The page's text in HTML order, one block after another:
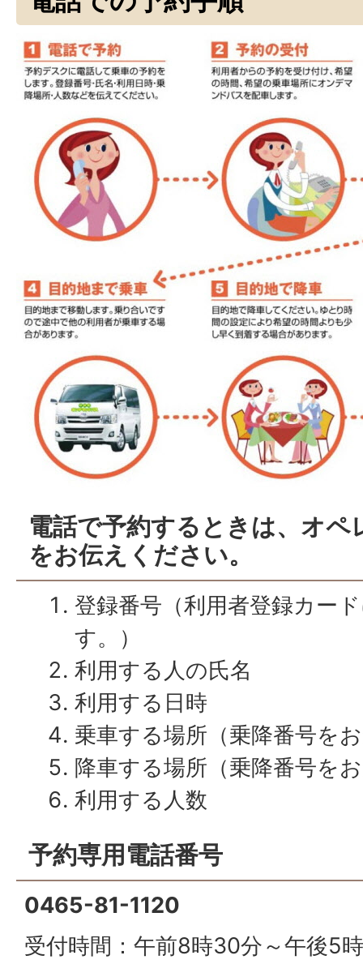
電話で予約するときは、オペ
をお伝えください。
登録番号（利用者登録カー
す。）
利用する人の氏名
利用する日時
乗車する場所（乗降番号を
降車する場所（乗降番号を
利用する人数
予約専用電話番号
0465-81-1120
受付時間：午前8時30分～午後5